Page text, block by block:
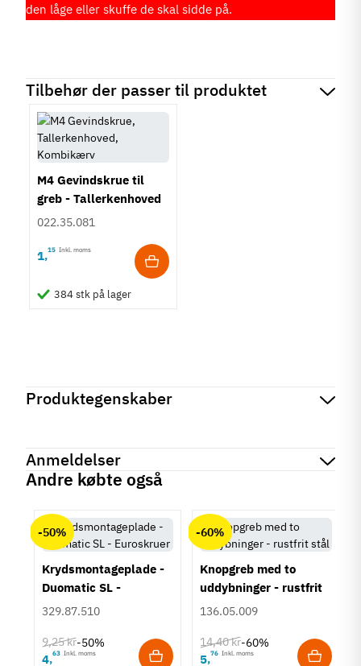
den låge eller skuffe de skal sidde på.
Tilbehør der passer til produktet
M4 Gevindskrue til
greb - Tallerkenhoved
- Krydskærv
022.35.081
1,15 Inkl. moms
384 stk på lager
Produktegenskaber
Produktinformation
Zinklegering
Hulafstand
96 mm
Farve
Stålfarvet
Montering
Type
Anmeldelser
Andre købte også
-50%
Krydsmontageplade -
Duomatic SL -
Euroskruer
329.87.510
9,25 kr-50%
4,63 Inkl. moms
-60%
Knopgreb med to
uddybninger - rustfrit
stål
136.05.009
14,40 kr-60%
5,76 Inkl. moms